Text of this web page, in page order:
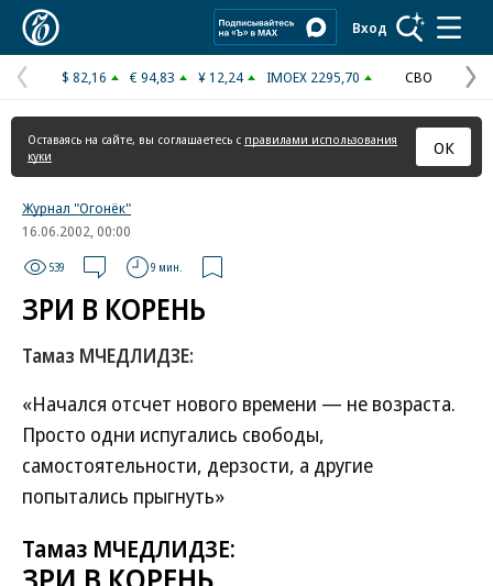
Вход
Предыдущая
страница
$ 82,16 € 94,83 ¥ 12,24 IMOEX 2295,70 СВО
Оставаясь на сайте, вы соглашаетесь с правилами использования
куки
ОК
Журнал "Огонёк"
16.06.2002, 00:00
539 9 мин.
ЗРИ В КОРЕНЬ
Тамаз МЧЕДЛИДЗЕ:
«Начался отсчет нового времени — не возраста.
Просто одни испугались свободы,
самостоятельности, дерзости, а другие
попытались прыгнуть»
Тамаз МЧЕДЛИДЗЕ: